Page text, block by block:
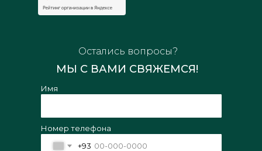
Остались вопросы?
МЫ С ВАМИ СВЯЖЕМСЯ!
Имя
Номер телефона
+93